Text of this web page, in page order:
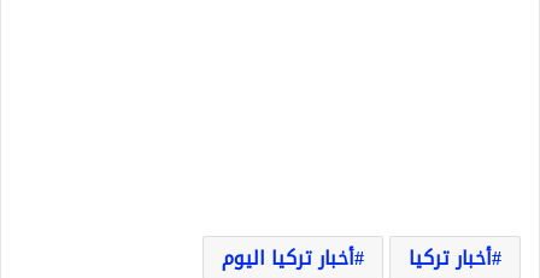
أخبار تركيا
أخبار تركيا اليوم